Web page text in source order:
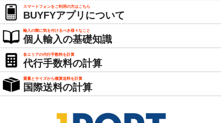
スマートフォンをご利用の方はこちら
BUYFYアプリについて
輸入の際に気を付けるべき様々なこと
個人輸入の基礎知識
各エリアの代行手数料を計算
代行手数料の計算
重量とサイズから概算送料を計算
国際送料の計算